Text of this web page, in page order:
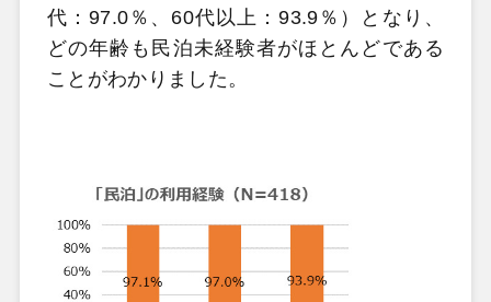
代：97.0％、60代以上：93.9％）となり、
どの年齢も民泊未経験者がほとんどである
ことがわかりました。